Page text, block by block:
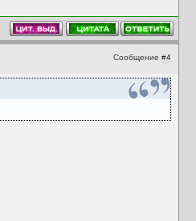
Сообщение #4